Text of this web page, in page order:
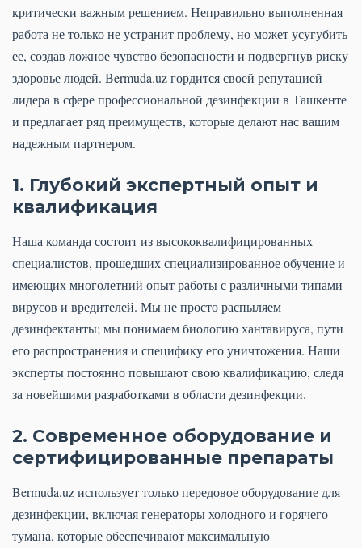
критически важным решением. Неправильно выполненная
работа не только не устранит проблему, но может усугубить
ее, создав ложное чувство безопасности и подвергнув риску
здоровье людей. Bermuda.uz гордится своей репутацией
лидера в сфере профессиональной дезинфекции в Ташкенте
и предлагает ряд преимуществ, которые делают нас вашим
надежным партнером.
1. Глубокий экспертный опыт и
квалификация
Наша команда состоит из высококвалифицированных
специалистов, прошедших специализированное обучение и
имеющих многолетний опыт работы с различными типами
вирусов и вредителей. Мы не просто распыляем
дезинфектанты; мы понимаем биологию хантавируса, пути
его распространения и специфику его уничтожения. Наши
эксперты постоянно повышают свою квалификацию, следя
за новейшими разработками в области дезинфекции.
2. Современное оборудование и
сертифицированные препараты
Bermuda.uz использует только передовое оборудование для
дезинфекции, включая генераторы холодного и горячего
тумана, которые обеспечивают максимальную